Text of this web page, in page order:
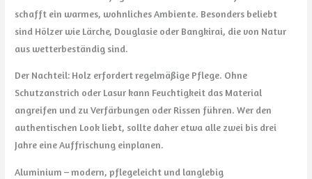
schafft ein warmes, wohnliches Ambiente. Besonders beliebt
sind Hölzer wie Lärche, Douglasie oder Bangkirai, die von Natur
aus wetterbeständig sind.
Der Nachteil: Holz erfordert regelmäßige Pflege. Ohne
Schutzanstrich oder Lasur kann Feuchtigkeit das Material
angreifen und zu Verfärbungen oder Rissen führen. Wer den
authentischen Look liebt, sollte daher etwa alle zwei bis drei
Jahre eine Auffrischung einplanen.
Aluminium – modern, pflegeleicht und langlebig